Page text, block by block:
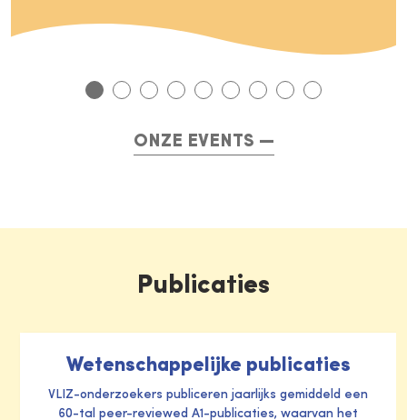
ONZE EVENTS
Publicaties
Wetenschappelijke publicaties
VLIZ-onderzoekers publiceren jaarlijks gemiddeld een
60-tal peer-reviewed A1-publicaties, waarvan het